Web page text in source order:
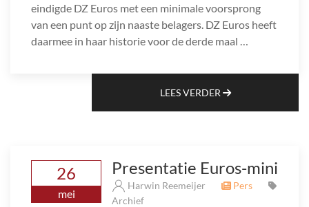
eindigde DZ Euros met een minimale voorsprong
van een punt op zijn naaste belagers. DZ Euros heeft
daarmee in haar historie voor de derde maal …
LEES VERDER
26
mei
Presentatie Euros-mini
Harwin Reemeijer
Pers
Archief